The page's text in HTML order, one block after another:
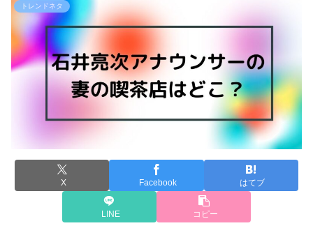
トレンドネタ
X Facebook はてブ
LINE コピー